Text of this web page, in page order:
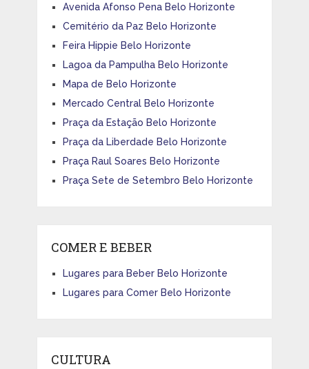
Avenida Afonso Pena Belo Horizonte
Cemitério da Paz Belo Horizonte
Feira Hippie Belo Horizonte
Lagoa da Pampulha Belo Horizonte
Mapa de Belo Horizonte
Mercado Central Belo Horizonte
Praça da Estação Belo Horizonte
Praça da Liberdade Belo Horizonte
Praça Raul Soares Belo Horizonte
Praça Sete de Setembro Belo Horizonte
COMER E BEBER
Lugares para Beber Belo Horizonte
Lugares para Comer Belo Horizonte
CULTURA